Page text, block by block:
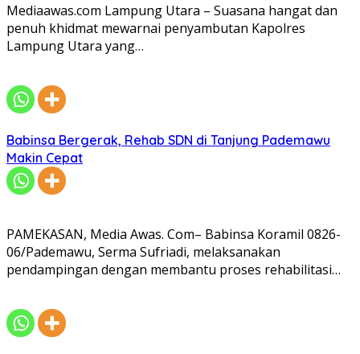
Mediaawas.com Lampung Utara – Suasana hangat dan
penuh khidmat mewarnai penyambutan Kapolres
Lampung Utara yang…
Babinsa Bergerak, Rehab SDN di Tanjung Pademawu
Makin Cepat
PAMEKASAN, Media Awas. Com– Babinsa Koramil 0826-
06/Pademawu, Serma Sufriadi, melaksanakan
pendampingan dengan membantu proses rehabilitasi…